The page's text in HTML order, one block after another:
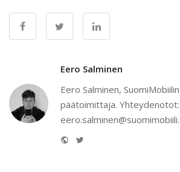
Eero Salminen
Eero Salminen,
päätoimittaja. Yhteydenotot:
Website